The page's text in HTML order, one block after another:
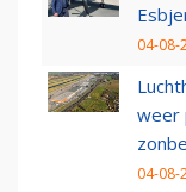
04-08-
weer
04-08-